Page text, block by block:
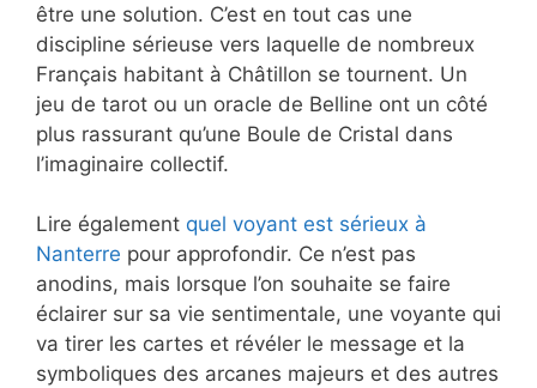
être une solution. C’est en tout cas une
discipline sérieuse vers laquelle de nombreux
Français habitant à Châtillon se tournent. Un
jeu de tarot ou un oracle de Belline ont un côté
plus rassurant qu’une Boule de Cristal dans
l’imaginaire collectif.
Lire également quel voyant est sérieux à
Nanterre pour approfondir. Ce n’est pas
anodins, mais lorsque l’on souhaite se faire
éclairer sur sa vie sentimentale, une voyante qui
va tirer les cartes et révéler le message et la
symboliques des arcanes majeurs et des autres